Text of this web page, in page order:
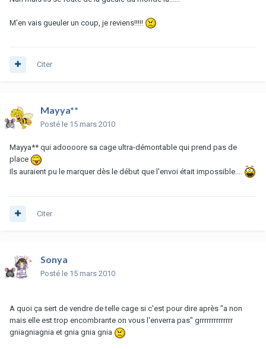
M'en vais gueuler un coup, je reviens!!!!!
Citer
Mayya**
Posté le 15 mars 2010
Mayya** qui adoooore sa cage ultra-démontable qui prend pas de
place
Ils auraient pu le marquer dès le début que l'envoi était impossible....
Citer
Sonya
Posté le 15 mars 2010
A quoi ça sert de vendre de telle cage si c'est pour dire après "a non
mais elle est trop encombrante on vous l'enverra pas" grrrrrrrrrrrrrr
gniagniagnia et gnia gnia gnia